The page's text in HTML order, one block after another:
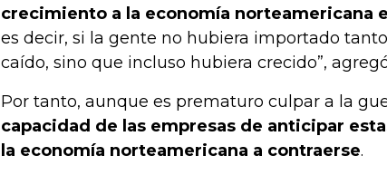
crecimiento a la economía norteamericana
es decir, si la gente no hubiera importado
caído, sino que incluso hubiera crecido”,
Por tanto, aunque es prematuro culpar a la
capacidad de las empresas de anticipar
la economía norteamericana a contraerse.